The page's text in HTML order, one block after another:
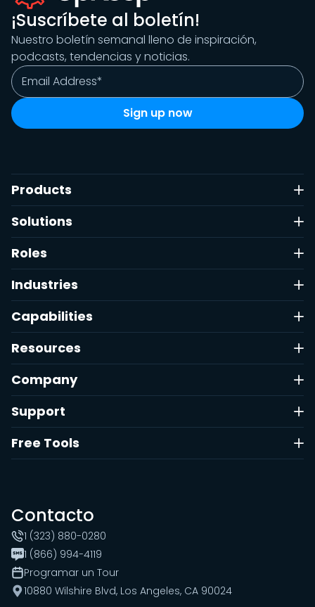
¡Suscríbete al boletín!
Nuestro boletín semanal lleno de inspiración,
podcasts, tendencias y noticias.
Products
Solutions
Roles
Industries
Capabilities
Resources
Company
Support
Free Tools
Contacto
1 (323) 880-0280
1 (866) 994-4119
Programar un Tour
10880 Wilshire Blvd, Los Angeles, CA 90024